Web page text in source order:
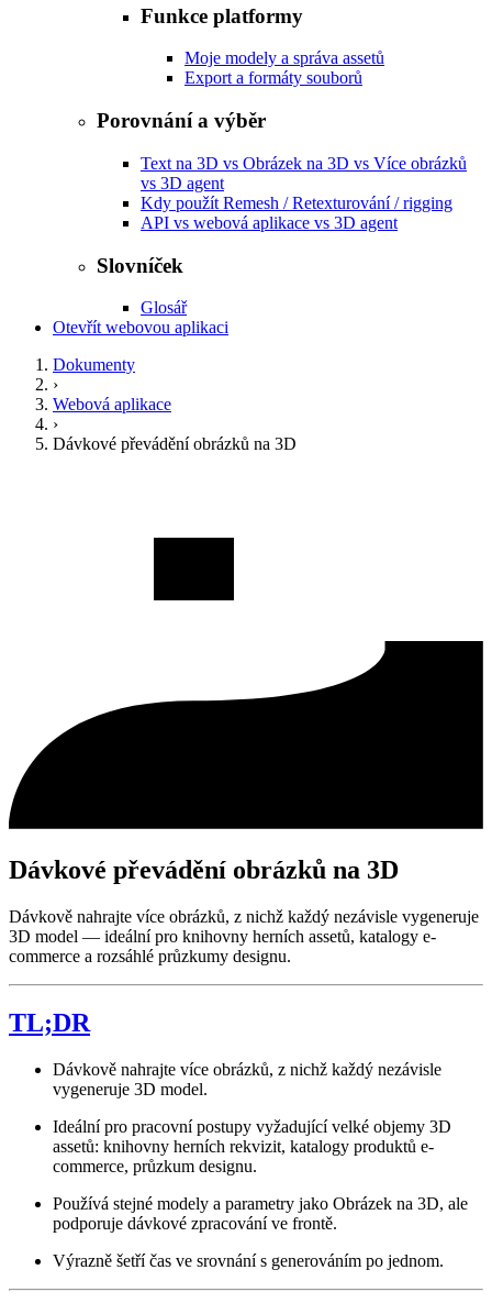
Funkce platformy
Moje modely a správa assetů
Export a formáty souborů
Porovnání a výběr
Text na 3D vs Obrázek na 3D vs Více obrázků
vs 3D agent
Kdy použít Remesh / Retexturování / rigging
API vs webová aplikace vs 3D agent
Slovníček
Glosář
Otevřít webovou aplikaci
Dokumenty
›
Webová aplikace
›
Dávkové převádění obrázků na 3D
Dávkové převádění obrázků na 3D
Dávkově nahrajte více obrázků, z nichž každý nezávisle vygeneruje
3D model — ideální pro knihovny herních assetů, katalogy e-
commerce a rozsáhlé průzkumy designu.
TL;DR
Dávkově nahrajte více obrázků, z nichž každý nezávisle
vygeneruje 3D model.
Ideální pro pracovní postupy vyžadující velké objemy 3D
assetů: knihovny herních rekvizit, katalogy produktů e-
commerce, průzkum designu.
Používá stejné modely a parametry jako Obrázek na 3D, ale
podporuje dávkové zpracování ve frontě.
Výrazně šetří čas ve srovnání s generováním po jednom.